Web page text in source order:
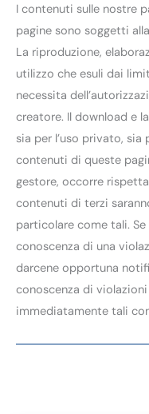
I contenuti sulle nostre
pagine sono soggetti
La riproduzione,
utilizzo che esuli dai
necessita
creatore. Il download e
sia per l’uso privato, sia
contenuti di queste
gestore, occorre
contenuti di terzi
particolare come tali.
conoscenza di una
darcene opportuna
conoscenza di
immediatamente tali